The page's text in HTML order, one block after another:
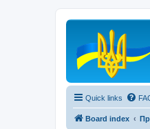
Quick links
Board index